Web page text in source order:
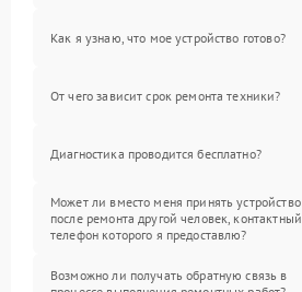
Как я узнаю, что мое устройство готово?
От чего зависит срок ремонта техники?
Диагностика проводится бесплатно?
Может ли вместо меня принять устройство
после ремонта другой человек, контактный
телефон которого я предоставлю?
Возможно ли получать обратную связь в